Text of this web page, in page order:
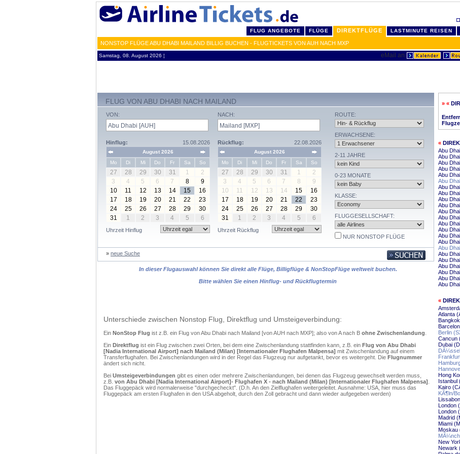
FLUG ANGEBOTE FLÜGE DIREKTFLÜGE LASTMINUTE REISEN
NONSTOP FLÜGE ABU DHABI MAILAND BILLIG BUCHEN - FLUGTICKETS VON AUH NACH MXP
Samstag, 08. August 2026 ¦
FLUG VON ABU DHABI NACH MAILAND
VON:
Hinflug: 15.08.2026
August 2026
Mo
Di Mi Do Fr Sa So
27 28 29 30 31 1
2
3
4 5 6 7 8
9
10
11 12 13 14 15
16
17
18 19 20 21 22
23
24
25 26 27 28 29
30
31
1 2 3 4 5 6
Uhrzeit Hinflug
NACH:
Rückflug: 22.08.2026
August 2026
Mo
Di Mi Do Fr Sa So
27 28 29 30 31 1
2
3
4 5 6 7 8
9
10
11 12 13 14 15
16
17
18 19 20 21 22
23
24
25 26 27 28 29
30
31
1 2 3 4 5 6
Uhrzeit Rückflug
ROUTE:
ERWACHSENE:
2-11 JAHRE
0-23 MONATE
KLASSE:
FLUGGESELLSCHAFT:
NUR NONSTOP FLÜGE
» neue Suche
In dieser Flugauswahl können Sie direkt alle Flüge, Billigflüge & NonStopFlüge weltweit buchen.
Bitte wählen Sie einen Hinflug- und Rückflugtermin
Unterschiede zwischen Nonstop Flug, Direktflug und Umsteigeverbindung:
Ein NonStop Flug ist z.B. ein Flug von Abu Dhabi nach Mailand [von AUH nach MXP]; also von A nach B ohne Zwischenlandung
Ein Direktflug ist ein Flug zwischen zwei Orten, bei dem eine Zwischenlandung stattfinden kann, z.B. ein Flug von Abu Dhabi
[Nadia International Airport] nach Mailand (Milan) [Internationaler Flughafen Malpensa] mit Zwischenlandung auf einem
Transferflughafen. Bei Zwischenlandungen wird in der Regel das Flugzeug nur aufgetankt, bevor es weitergeht. Die Flugnummer
ändert sich nicht.
Bei Umsteigeverbindungen gibt es einen oder mehrere Zwischenlandungen, bei denen das Flugzeug gewechselt werden muss,
z.B. von Abu Dhabi [Nadia International Airport]- Flughafen X - nach Mailand (Milan) [Internationaler Flughafen Malpensa]
Das Fluggepäck wird normalerweise "durchgecheckt". (D.h. An den Zielflughafen weitergeleitet. Ausnahme: USA, hier muss das
Fluggepäck am ersten Flughafen in den USA abgeholt, durch den Zoll gebracht und dann wieder aufgegeben werden)
» «
«
Abu
Abu
Abu
Abu
Abu
Abu
Abu
Abu
Abu
Abu
Abu
Abu
Abu
Abu
Abu
Abu
Abu
Abu
Abu
Abu
Abu
Abu
Abu
«
Atlanta
Berlin
Cancun
Dubai
Hong
Istanbul
Kairo
KÃ¶ln/
London
London
Madrid
Miami
Moskau
New
Newark